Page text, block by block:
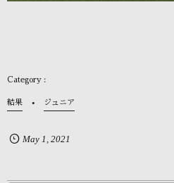
結果 ジュニア
May 1 , 2021